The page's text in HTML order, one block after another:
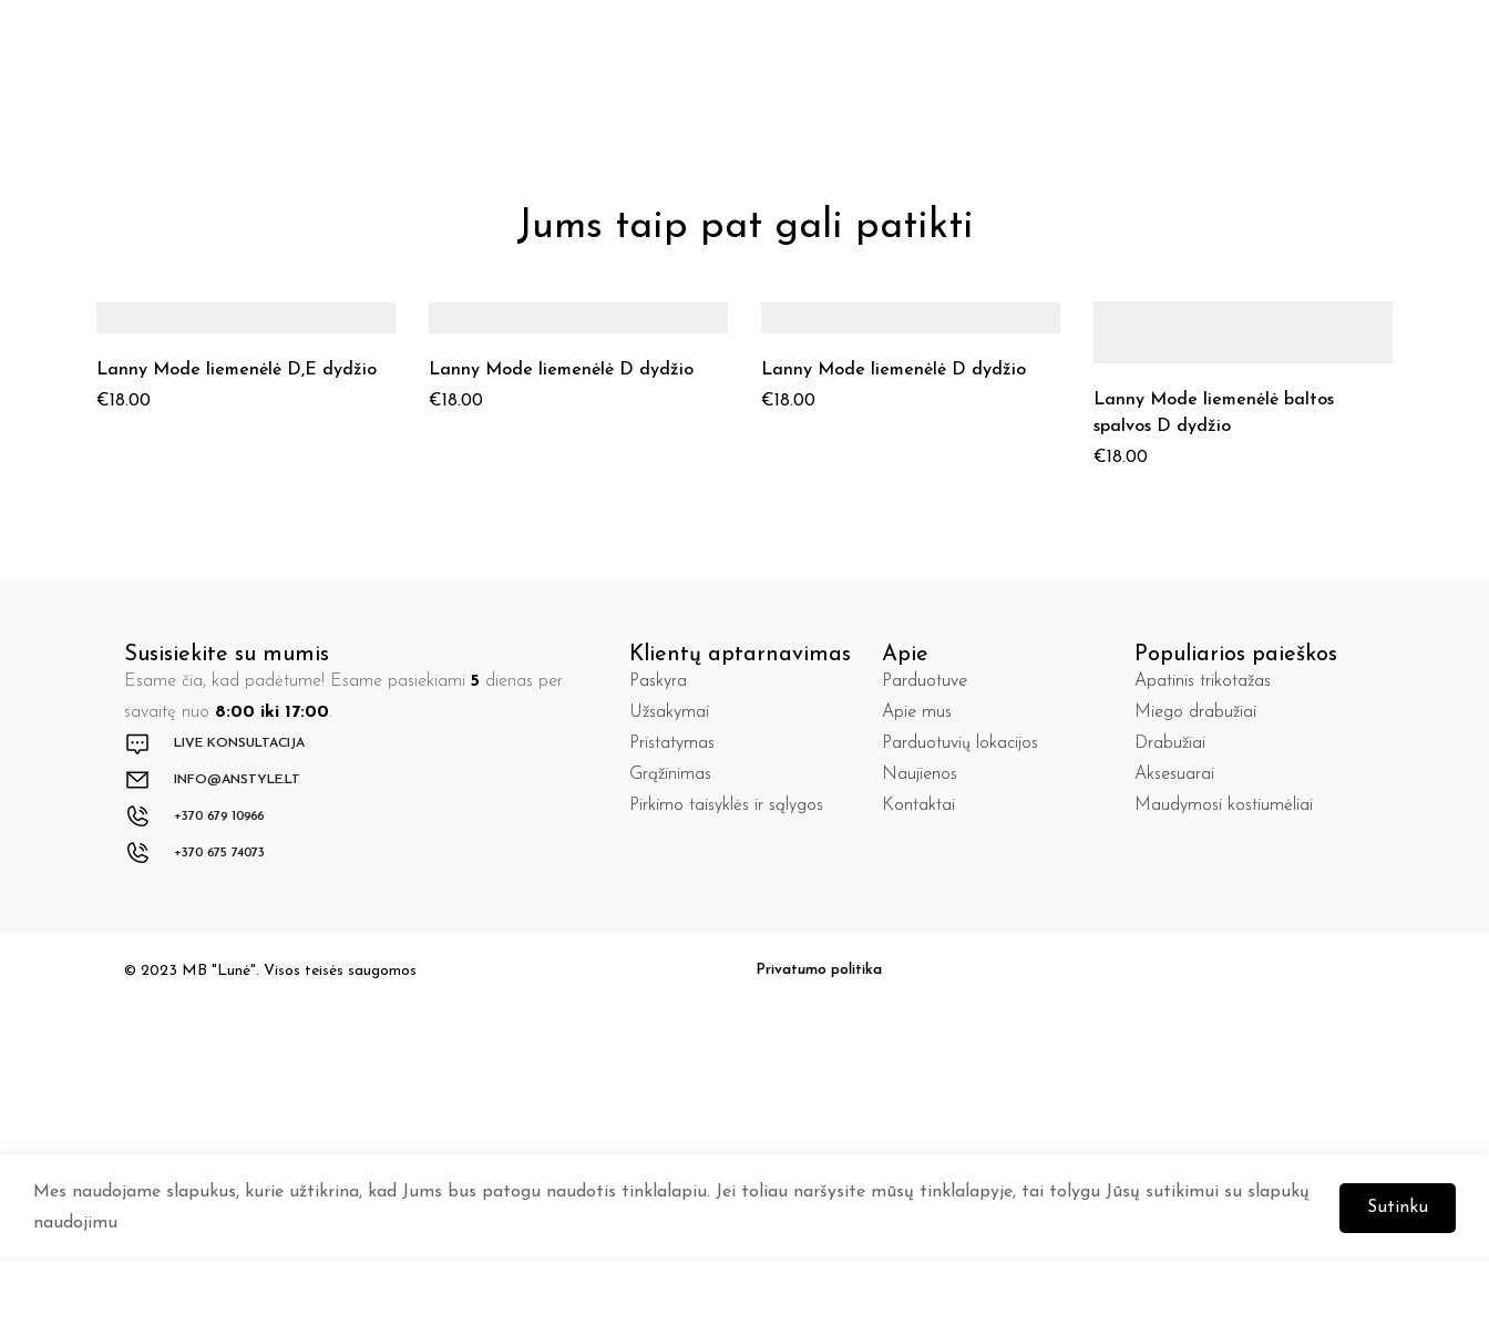
Jums taip pat gali patikti
Lanny Mode liemenėlė D,E dydžio
€18.00
Lanny Mode liemenėlė D dydžio
€18.00
Lanny Mode liemenėlė D dydžio
€18.00
Lanny Mode liemenėlė baltos
spalvos D dydžio
€18.00
Susisiekite su mumis
Esame čia, kad padėtume! Esame pasiekiami 5 dienas per
savaitę nuo 8:00 iki 17:00.
LIVE KONSULTACIJA
INFO@ANSTYLE.LT
+370 679 10966
+370 675 74073
Klientų aptarnavimas
Paskyra
Užsakymai
Pristatymas
Grąžinimas
Pirkimo taisyklės ir sąlygos
Apie
Parduotuve
Apie mus
Parduotuvių lokacijos
Naujienos
Kontaktai
Populiarios paieškos
Apatinis trikotažas
Miego drabužiai
Drabužiai
Aksesuarai
Maudymosi kostiumėliai
© 2023 MB "Lunė". Visos teisės saugomos Privatumo politika
Mes naudojame slapukus, kurie užtikrina, kad Jums bus patogu naudotis tinklalapiu. Jei toliau naršysite mūsų tinklalapyje, tai tolygu Jūsų sutikimui su slapukų
naudojimu
Sutinku